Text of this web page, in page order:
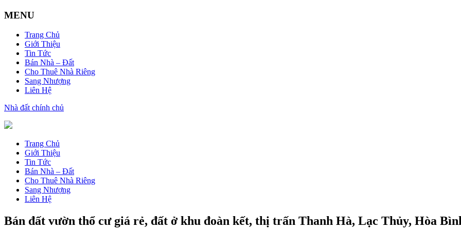
MENU
Trang Chủ
Giới Thiệu
Tin Tức
Bán Nhà – Đất
Cho Thuê Nhà Riêng
Sang Nhượng
Liên Hệ
Nhà đất chính chủ
Trang Chủ
Giới Thiệu
Tin Tức
Bán Nhà – Đất
Cho Thuê Nhà Riêng
Sang Nhượng
Liên Hệ
Bán đất vườn thổ cư giá rẻ, đất ở khu đoàn kết, thị trấn Thanh Hà, Lạc Thủy, Hòa